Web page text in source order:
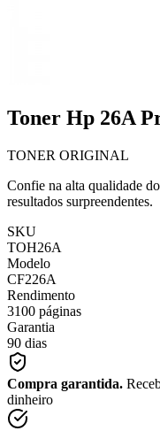
Toner Hp 26A
TONER ORIGINAL
Confie na alta qualidade
resultados surpreendentes.
SKU
TOH26A
Modelo
CF226A
Rendimento
3100 páginas
Garantia
90 dias
Compra garantida.
dinheiro